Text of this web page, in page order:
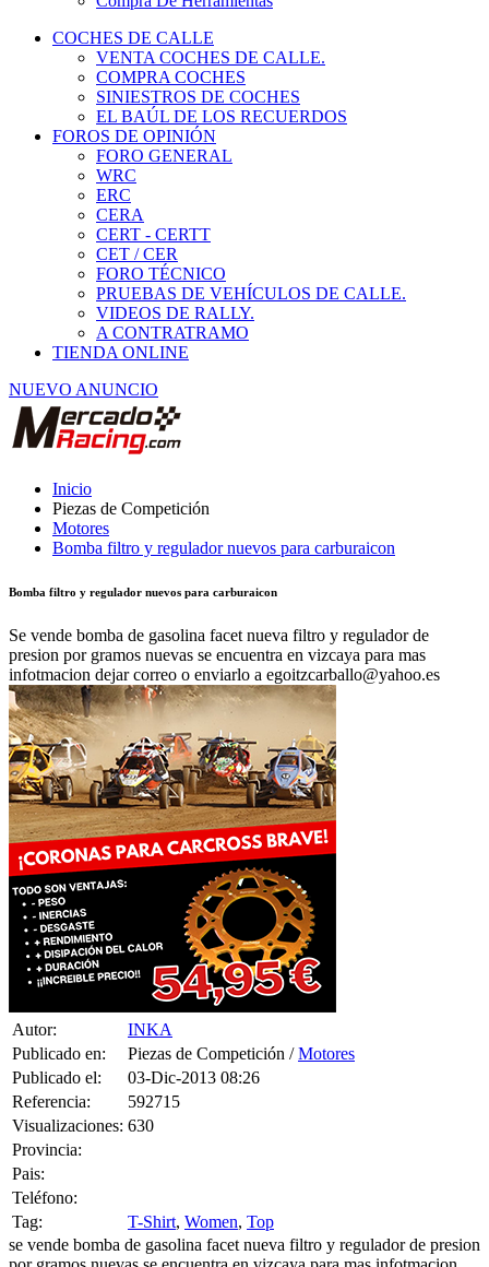
COCHES DE CALLE
VENTA COCHES DE CALLE.
COMPRA COCHES
SINIESTROS DE COCHES
EL BAÚL DE LOS RECUERDOS
FOROS DE OPINIÓN
FORO GENERAL
WRC
ERC
CERA
CERT - CERTT
CET / CER
FORO TÉCNICO
PRUEBAS DE VEHÍCULOS DE CALLE.
VIDEOS DE RALLY.
A CONTRATRAMO
TIENDA ONLINE
NUEVO ANUNCIO
Piezas de Competición
Motores
Bomba filtro y regulador nuevos para carburaicon
presion por gramos nuevas se encuentra en vizcaya para mas
infotmacion dejar correo o enviarlo a egoitzcarballo@yahoo.es
INKA
Publicado en:
Piezas de Competición /
Publicado el:
03-Dic-2013 08:26
Referencia:
592715
Visualizaciones:
630
Provincia:
Pais:
Teléfono:
Tag:
se vende bomba de gasolina facet nueva filtro y regulador de presion
por gramos nuevas se encuentra en vizcaya para mas infotmacion
dejar correo o enviarlo a egoitzcarballo@yahoo.es